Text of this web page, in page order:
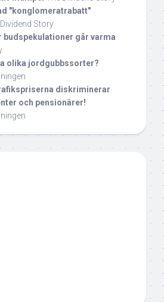
"konglomeratrabatt"
Story
budspekulationer går varma
olika jordgubbssorter?
diskriminerar
och pensionärer!